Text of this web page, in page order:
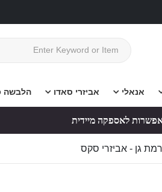
אנאלי אביזרי סאדו הלבשה
- אפשרות לאספקה מיידית
גן - אביזרי סקס